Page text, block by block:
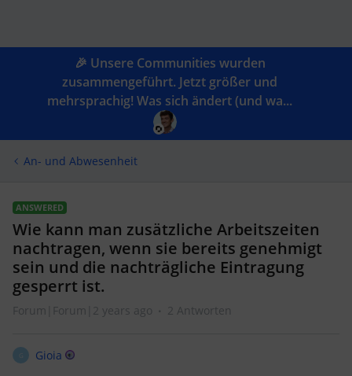
🎉 Unsere Communities wurden
zusammengeführt. Jetzt größer und
mehrsprachig! Was sich ändert (und wa...
An- und Abwesenheit
ANSWERED
Wie kann man zusätzliche Arbeitszeiten
nachtragen, wenn sie bereits genehmigt
sein und die nachträgliche Eintragung
gesperrt ist.
Forum|Forum|2 years ago 2 Antworten
Gioia